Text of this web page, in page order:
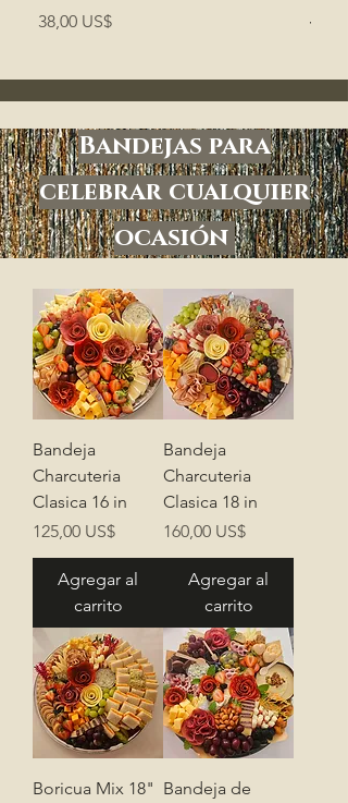
Precio
38,00 US$
Precio
45,00
Bandejas para
celebrar cualquier
ocasión
Bandeja
Charcuteria
Clasica 16 in
Precio
125,00 US$
Agregar al
carrito
Bandeja
Charcuteria
Clasica 18 in
Precio
160,00 US$
Agregar al
carrito
Boricua Mix 18" Bandeja de